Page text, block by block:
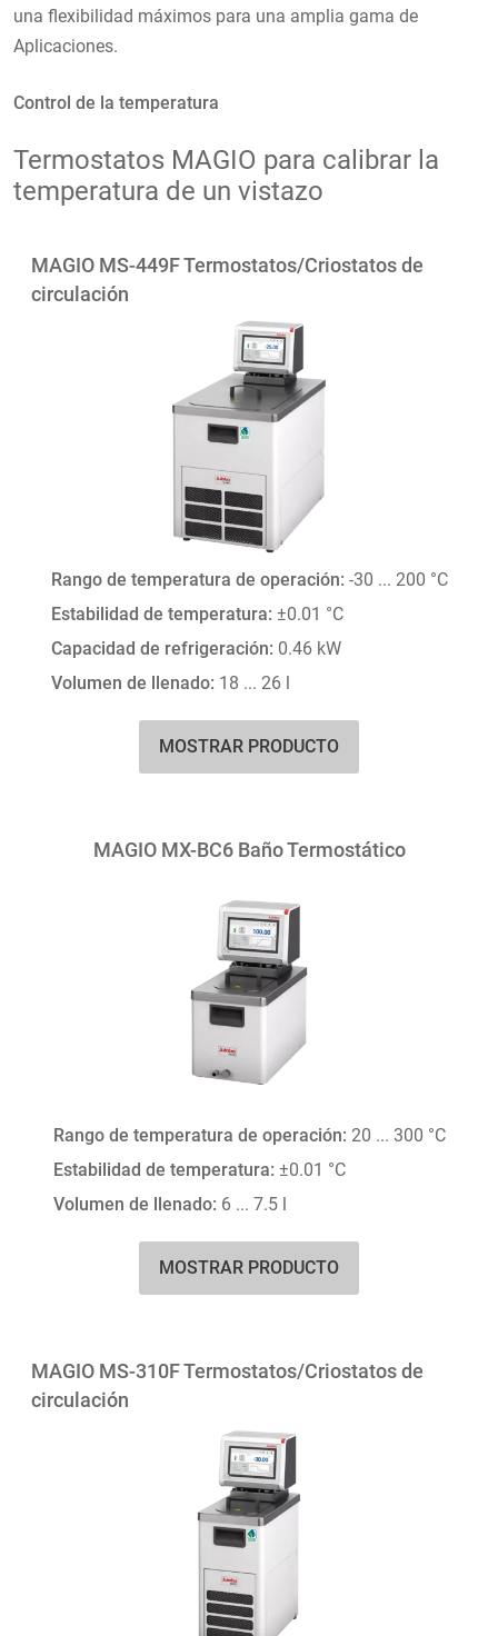
una flexibilidad máximos para una amplia gama de
Aplicaciones.
Control de la temperatura
Termostatos MAGIO para calibrar la
temperatura de un vistazo
MAGIO MS-449F Termostatos/Criostatos de
circulación
Rango de temperatura de operación: -30 ... 200 °C
Estabilidad de temperatura: ±0.01 °C
Capacidad de refrigeración: 0.46 kW
Volumen de llenado: 18 ... 26 l
MOSTRAR PRODUCTO
MAGIO MX-BC6 Baño Termostático
Rango de temperatura de operación: 20 ... 300 °C
Estabilidad de temperatura: ±0.01 °C
Volumen de llenado: 6 ... 7.5 l
MOSTRAR PRODUCTO
MAGIO MS-310F Termostatos/Criostatos de
circulación